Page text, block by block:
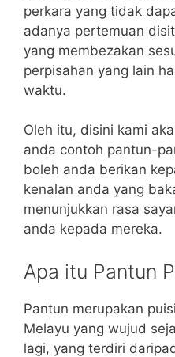
perkara yang tidak
adanya pertemuan
yang membezakan
perpisahan yang lain
waktu.
Oleh itu, disini kami
anda contoh pantun-
boleh anda berikan
kenalan anda yang
menunjukkan rasa
anda kepada mereka.
Apa itu Pantun
Pantun merupakan
Melayu yang wujud
lagi, yang terdiri